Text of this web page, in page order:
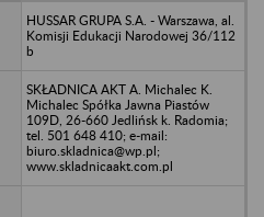
HUSSAR GRUPA S.A. - Warszawa, al.
Komisji Edukacji Narodowej 36/112
b
SKŁADNICA AKT A. Michalec K.
Michalec Spółka Jawna Piastów
109D, 26-660 Jedlińsk k. Radomia;
tel. 501 648 410; e-mail:
biuro.skladnica@wp.pl;
www.skladnicaakt.com.pl